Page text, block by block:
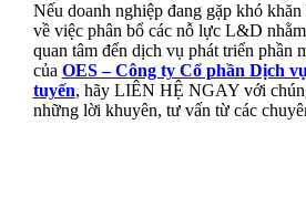
Nếu doanh nghiệp đang gặp khó khăn
về việc phân bổ các nỗ lực L&D
quan tâm đến dịch vụ phát triển phần
của OES – Công ty Cổ phần Dịch
tuyến, hãy LIÊN HỆ NGAY với
những lời khuyên, tư vấn từ các